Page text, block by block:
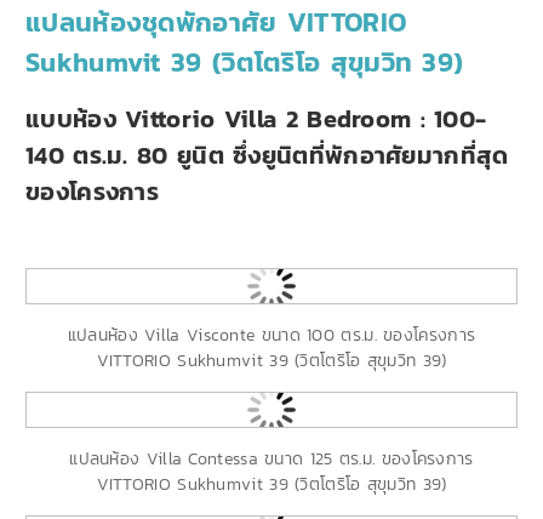
แปลนห้องชุดพักอาศัย VITTORIO
Sukhumvit 39 (วิตโตริโอ สุขุมวิท 39)
แบบห้อง Vittorio Villa 2 Bedroom : 100-
140 ตร.ม. 80 ยูนิต ซึ่งยูนิตที่พักอาศัยมากที่สุด
ของโครงการ
แปลนห้อง Villa Visconte ขนาด 100 ตร.ม. ของโครงการ
VITTORIO Sukhumvit 39 (วิตโตริโอ สุขุมวิท 39)
แปลนห้อง Villa Contessa ขนาด 125 ตร.ม. ของโครงการ
VITTORIO Sukhumvit 39 (วิตโตริโอ สุขุมวิท 39)